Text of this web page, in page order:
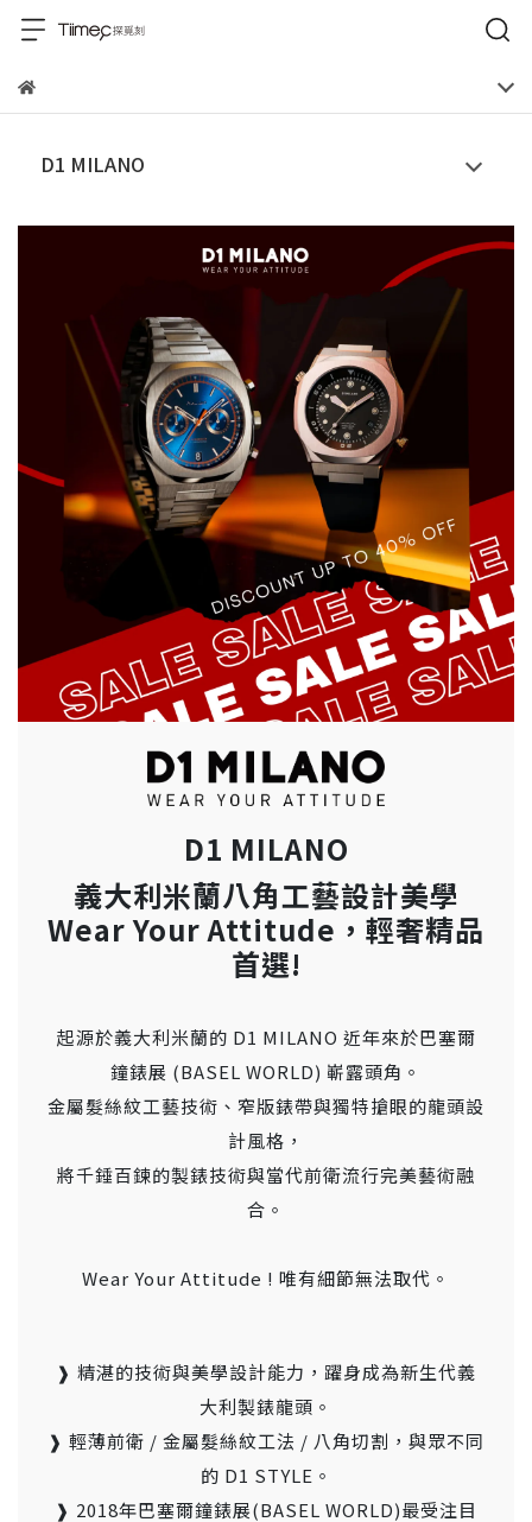
D1 MILANO
D1 MILANO
義大利米蘭八角工藝設計美學
Wear Your Attitude，輕奢精品
首選!
起源於義大利米蘭的 D1 MILANO 近年來於巴塞爾
鐘錶展 (BASEL WORLD) 嶄露頭角。
金屬髮絲紋工藝技術、窄版錶帶與獨特搶眼的龍頭設
計風格，
將千錘百鍊的製錶技術與當代前衛流行完美藝術融
合。
Wear Your Attitude ! 唯有細節無法取代。
❱ 精湛的技術與美學設計能力，躍身成為新生代義
大利製錶龍頭。
❱ 輕薄前衛 / 金屬髮絲紋工法 / 八角切割，與眾不同
的 D1 STYLE。
❱ 2018年巴塞爾鐘錶展(BASEL WORLD)最受注目